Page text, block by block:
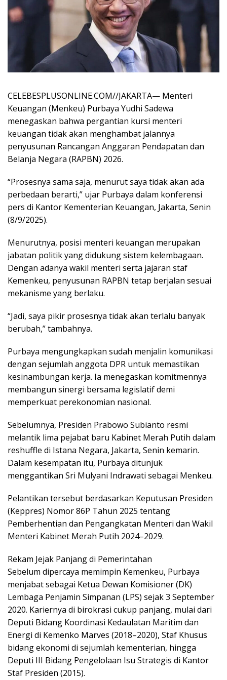
CELEBESPLUSONLINE.COM//JAKARTA— Menteri
Keuangan (Menkeu) Purbaya Yudhi Sadewa
menegaskan bahwa pergantian kursi menteri
keuangan tidak akan menghambat jalannya
penyusunan Rancangan Anggaran Pendapatan dan
Belanja Negara (RAPBN) 2026.
“Prosesnya sama saja, menurut saya tidak akan ada
perbedaan berarti,” ujar Purbaya dalam konferensi
pers di Kantor Kementerian Keuangan, Jakarta, Senin
(8/9/2025).
Menurutnya, posisi menteri keuangan merupakan
jabatan politik yang didukung sistem kelembagaan.
Dengan adanya wakil menteri serta jajaran staf
Kemenkeu, penyusunan RAPBN tetap berjalan sesuai
mekanisme yang berlaku.
“Jadi, saya pikir prosesnya tidak akan terlalu banyak
berubah,” tambahnya.
Purbaya mengungkapkan sudah menjalin komunikasi
dengan sejumlah anggota DPR untuk memastikan
kesinambungan kerja. Ia menegaskan komitmennya
membangun sinergi bersama legislatif demi
memperkuat perekonomian nasional.
Sebelumnya, Presiden Prabowo Subianto resmi
melantik lima pejabat baru Kabinet Merah Putih dalam
reshuffle di Istana Negara, Jakarta, Senin kemarin.
Dalam kesempatan itu, Purbaya ditunjuk
menggantikan Sri Mulyani Indrawati sebagai Menkeu.
Pelantikan tersebut berdasarkan Keputusan Presiden
(Keppres) Nomor 86P Tahun 2025 tentang
Pemberhentian dan Pengangkatan Menteri dan Wakil
Menteri Kabinet Merah Putih 2024–2029.
Rekam Jejak Panjang di Pemerintahan
Sebelum dipercaya memimpin Kemenkeu, Purbaya
menjabat sebagai Ketua Dewan Komisioner (DK)
Lembaga Penjamin Simpanan (LPS) sejak 3 September
2020. Kariernya di birokrasi cukup panjang, mulai dari
Deputi Bidang Koordinasi Kedaulatan Maritim dan
Energi di Kemenko Marves (2018–2020), Staf Khusus
bidang ekonomi di sejumlah kementerian, hingga
Deputi III Bidang Pengelolaan Isu Strategis di Kantor
Staf Presiden (2015).